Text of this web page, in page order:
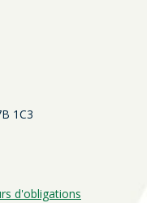
1C3
d'obligations